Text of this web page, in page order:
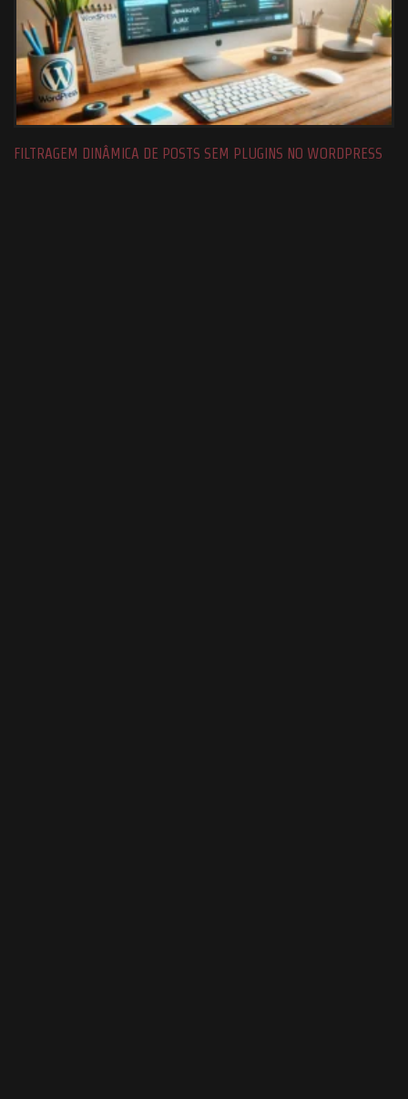
FILTRAGEM DINÂMICA DE POSTS SEM PLUGINS NO WORDPRESS